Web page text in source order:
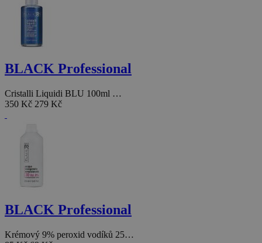
BLACK Professional
Cristalli Liquidi BLU 100ml …
350 Kč 279 Kč
BLACK Professional
Krémový 9% peroxid vodíků 25…